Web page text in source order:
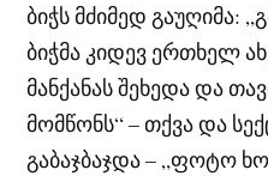
ბიჭს მძიმედ გაუღიმა:
ბიჭმა კიდევ ერთხელ
მანქანას შეხედა და
მომწონს“ – თქვა და
გაბაჯბაჯდა – „ფოტო